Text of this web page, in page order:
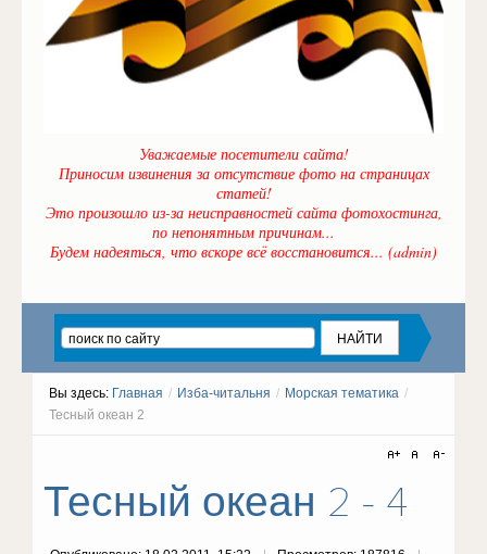
Уважаемые посетители сайта!
Приносим извинения за отсутствие фото на страницах
статей!
Это произошло из-за неисправностей сайта фотохостинга,
по непонятным причинам...
Будем надеяться, что вскоре всё восстановится... (admin)
Вы здесь: Главная / Изба-читальня / Морская тематика /
Тесный океан 2
Тесный океан 2 - 4